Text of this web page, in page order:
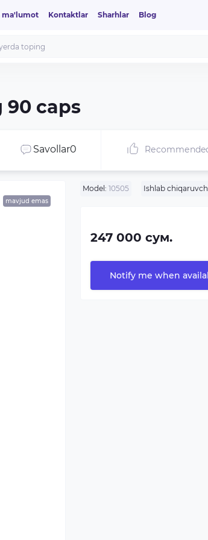
ma'lumot Kontaktlar Sharhlar Blog
90 caps
Savollar0
mavjud emas
Model: 10505 Ishlab
247 000 сум.
Notify me when